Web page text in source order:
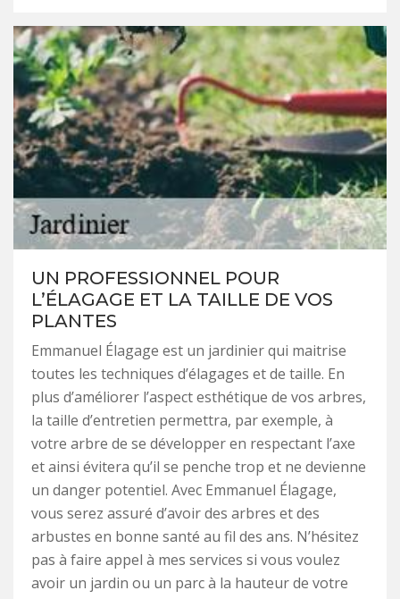
UN PROFESSIONNEL POUR
L’ÉLAGAGE ET LA TAILLE DE VOS
PLANTES
Emmanuel Élagage est un jardinier qui maitrise
toutes les techniques d’élagages et de taille. En
plus d’améliorer l’aspect esthétique de vos arbres,
la taille d’entretien permettra, par exemple, à
votre arbre de se développer en respectant l’axe
et ainsi évitera qu’il se penche trop et ne devienne
un danger potentiel. Avec Emmanuel Élagage,
vous serez assuré d’avoir des arbres et des
arbustes en bonne santé au fil des ans. N’hésitez
pas à faire appel à mes services si vous voulez
avoir un jardin ou un parc à la hauteur de votre